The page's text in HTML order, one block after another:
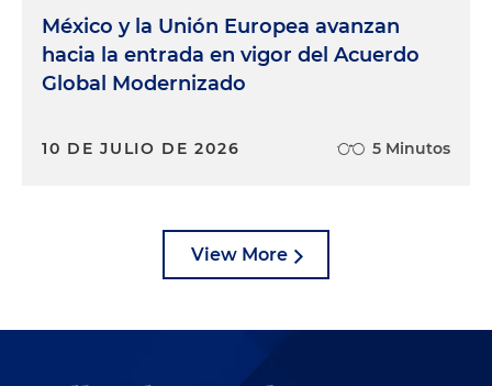
México y la Unión Europea avanzan
hacia la entrada en vigor del Acuerdo
Global Modernizado
10 DE JULIO DE 2026 5 Minutos
View More